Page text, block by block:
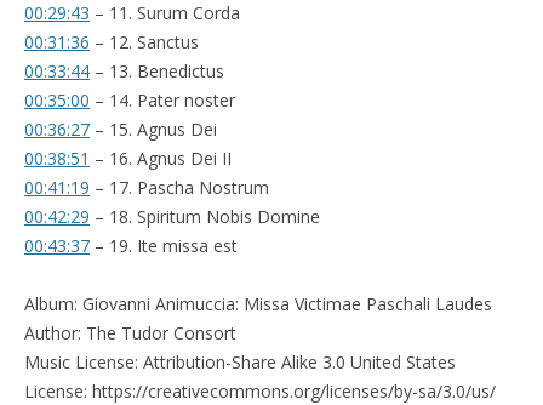
00:29:43 – 11. Surum Corda
00:31:36 – 12. Sanctus
00:33:44 – 13. Benedictus
00:35:00 – 14. Pater noster
00:36:27 – 15. Agnus Dei
00:38:51 – 16. Agnus Dei II
00:41:19 – 17. Pascha Nostrum
00:42:29 – 18. Spiritum Nobis Domine
00:43:37 – 19. Ite missa est
Album: Giovanni Animuccia: Missa Victimae Paschali Laudes
Author: The Tudor Consort
Music License: Attribution-Share Alike 3.0 United States
License: https://creativecommons.org/licenses/by-sa/3.0/us/